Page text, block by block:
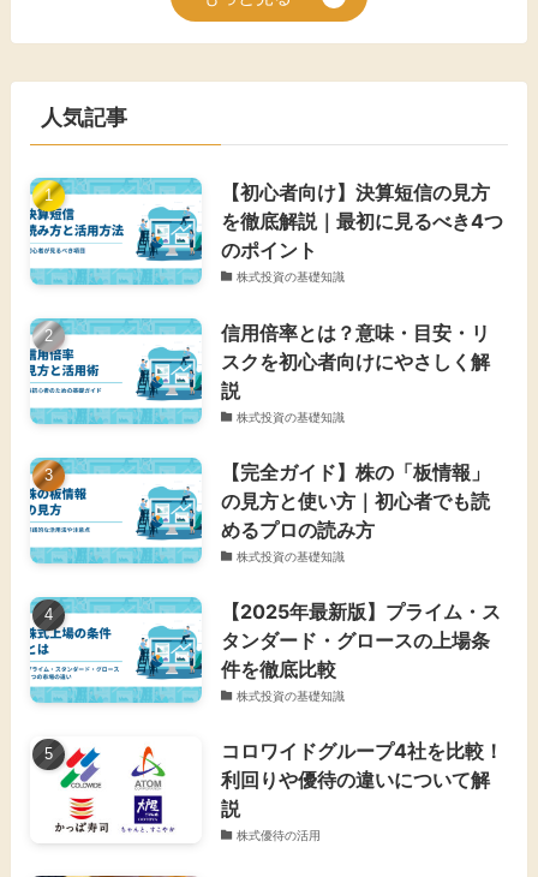
人気記事
【初心者向け】決算短信の見方
を徹底解説｜最初に見るべき4つ
のポイント
株式投資の基礎知識
信用倍率とは？意味・目安・リ
スクを初心者向けにやさしく解
説
株式投資の基礎知識
【完全ガイド】株の「板情報」
の見方と使い方｜初心者でも読
めるプロの読み方
株式投資の基礎知識
【2025年最新版】プライム・ス
タンダード・グロースの上場条
件を徹底比較
株式投資の基礎知識
コロワイドグループ4社を比較！
利回りや優待の違いについて解
説
株式優待の活用